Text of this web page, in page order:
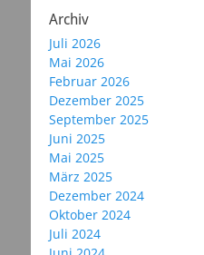
Archiv
Juli 2026
Mai 2026
Februar 2026
Dezember 2025
September 2025
Juni 2025
Mai 2025
März 2025
Dezember 2024
Oktober 2024
Juli 2024